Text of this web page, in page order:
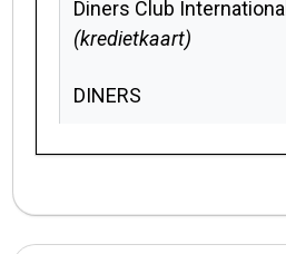
Diners Club International
(kredietkaart)
DINERS